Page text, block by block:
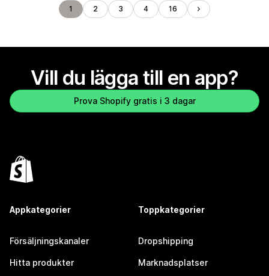
1 2 3 4 16
Vill du lägga till en app?
Prova Shopify gratis i 3 dagar
Appkategorier
Försäljningskanaler
Hitta produkter
Toppkategorier
Dropshipping
Marknadsplatser